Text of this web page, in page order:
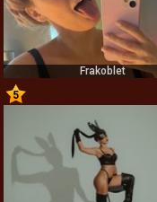
Frakoblet
5